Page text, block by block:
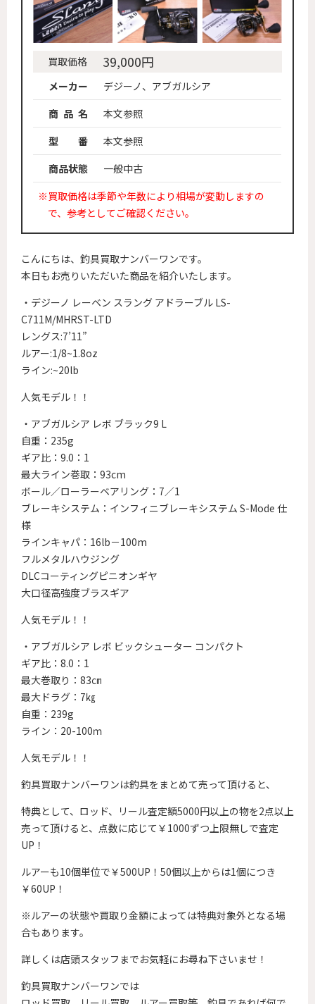
買取価格 39,000円
メーカー
デジーノ、アブガルシア
商 品 名
本文参照
型 番
本文参照
商品状態
一般中古
※買取価格は季節や年数により相場が変動しますの
で、参考としてご確認ください。
こんにちは、釣具買取ナンバーワンです。
本日もお売りいただいた商品を紹介いたします。
・デジーノ レーベン スラング アドラーブル LS-
C711M/MHRST-LTD
レングス:7’11”
ルアー:1/8~1.8oz
ライン:~20lb
人気モデル！！
・アブガルシア レボ ブラック9 L
自重：235g
ギア比：9.0：1
最大ライン巻取：93cm
ボール／ローラーベアリング：7／1
ブレーキシステム：インフィニブレーキシステム S-Mode 仕
様
ラインキャパ：16lb－100m
フルメタルハウジング
DLCコーティングピニオンギヤ
大口径高強度ブラスギア
人気モデル！！
・アブガルシア レボ ビックシューター コンパクト
ギア比：8.0：1
最大巻取り：83㎝
最大ドラグ：7㎏
自重：239g
ライン：20-100ｍ
人気モデル！！
釣具買取ナンバーワンは釣具をまとめて売って頂けると、
特典として、ロッド、リール査定額5000円以上の物を2点以上
売って頂けると、点数に応じて￥1000ずつ上限無しで査定
UP！
ルアーも10個単位で￥500UP！50個以上からは1個につき
￥60UP！
※ルアーの状態や買取り金額によっては特典対象外となる場
合もあります。
詳しくは店頭スタッフまでお気軽にお尋ね下さいませ！
釣具買取ナンバーワンでは